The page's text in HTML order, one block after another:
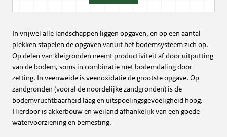
In vrijwel alle landschappen liggen opgaven, en op een aantal
plekken stapelen de opgaven vanuit het bodemsysteem zich op.
Op delen van kleigronden neemt productiviteit af door uitputting
van de bodem, soms in combinatie met bodemdaling door
zetting. In veenweide is veenoxidatie de grootste opgave. Op
zandgronden (vooral de noordelijke zandgronden) is de
bodemvruchtbaarheid laag en uitspoelingsgevoeligheid hoog.
Hierdoor is akkerbouw en weiland afhankelijk van een goede
watervoorziening en bemesting.